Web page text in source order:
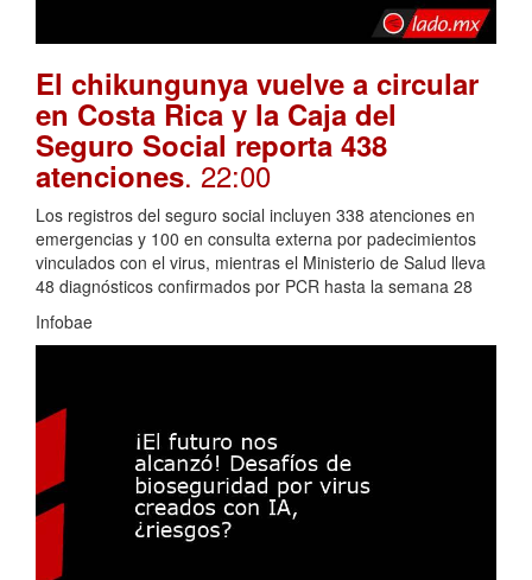
El chikungunya vuelve a circular
en Costa Rica y la Caja del
Seguro Social reporta 438
atenciones. 22:00
Los registros del seguro social incluyen 338 atenciones en
emergencias y 100 en consulta externa por padecimientos
vinculados con el virus, mientras el Ministerio de Salud lleva
48 diagnósticos confirmados por PCR hasta la semana 28
Infobae